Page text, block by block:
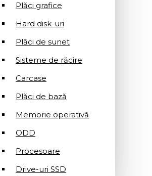
Plăci grafice
Hard disk-uri
Plăci de sunet
Sisteme de răcire
Carcase
Plăci de bază
Memorie operativă
ODD
Procesoare
Drive-uri SSD